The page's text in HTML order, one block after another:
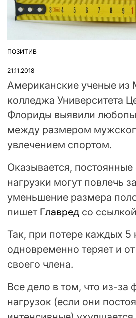
ОПУБЛІКУВАТИ
ПОЗИТИВ
21.11.2018
Американские ученые из
колледжа Университета
Флориды выявили
между размером
увлечением спортом.
Оказывается, постоянные
нагрузки могут повлечь
уменьшение размера
пишет Главред со
Так, при потере каждых 5
одновременно теряет и
своего члена.
Все дело в том, что из-за
нагрузок (если они